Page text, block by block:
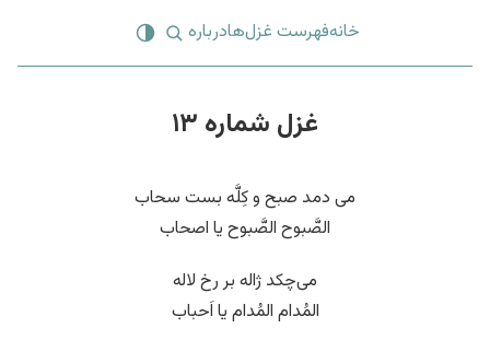
خانهفهرست غزل‌هادرباره
غزل شماره ۱۳
می دمد صبح و کِلَّه بست سحاب
الصَّبوح الصَّبوح یا اصحاب
می‌چکد ژاله بر رخ لاله
المُدام المُدام یا اَحباب